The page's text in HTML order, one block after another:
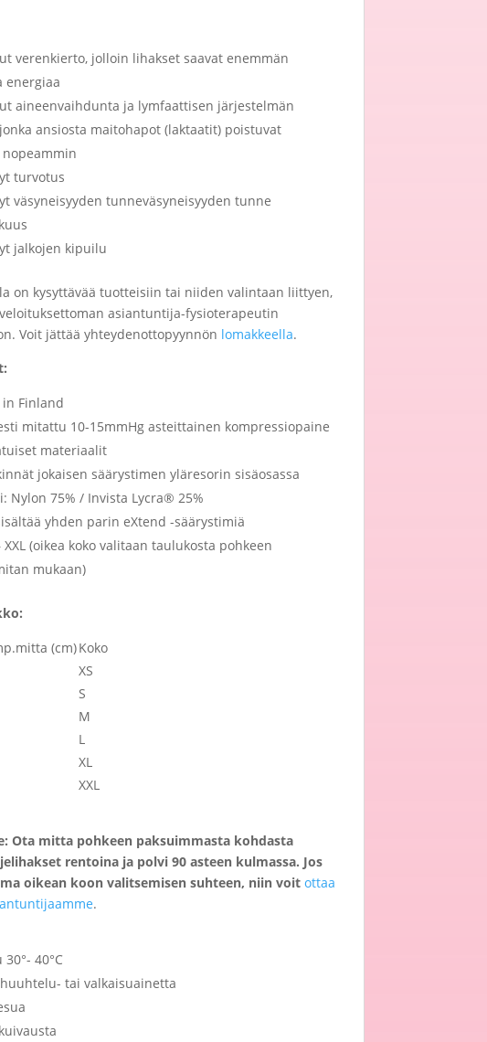
verenkierto, jolloin lihakset saavat enemmän
energiaa
aineenvaihdunta ja lymfaattisen järjestelmän
ansiosta maitohapot (laktaatit) poistuvat
turvotus
väsyneisyyden tunneväsyneisyyden tunne
jalkojen kipuilu
on kysyttävää tuotteisiin tai niiden valintaan liittyen,
asiantuntija-fysioterapeutin
Voit jättää yhteydenottopyynnön lomakkeella.
Finland
mitattu 10-15mmHg asteittainen kompressiopaine
materiaalit
jokaisen säärystimen yläresorin sisäosassa
Nylon 75% / Invista Lycra® 25%
yhden parin eXtend -säärystimiä
XXL(oikea koko valitaan taulukosta pohkeen
mukaan)
(cm)Koko
XS
S
M
L
XL
XXL
Ota mitta pohkeen paksuimmasta kohdasta
rentoina ja polvi 90 asteen kulmassa. Jos
oikean koon valitsemisen suhteen, niin voit ottaa
.
40°C
tai valkaisuainetta